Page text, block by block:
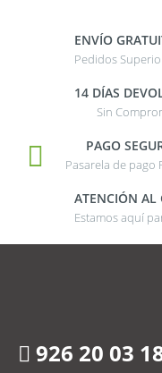
ENVÍO
Pedidos
14 DÍAS
Sin
PAGO
Pasarela de pago
ATENCIÓN AL
Estamos aquí
926 20 03